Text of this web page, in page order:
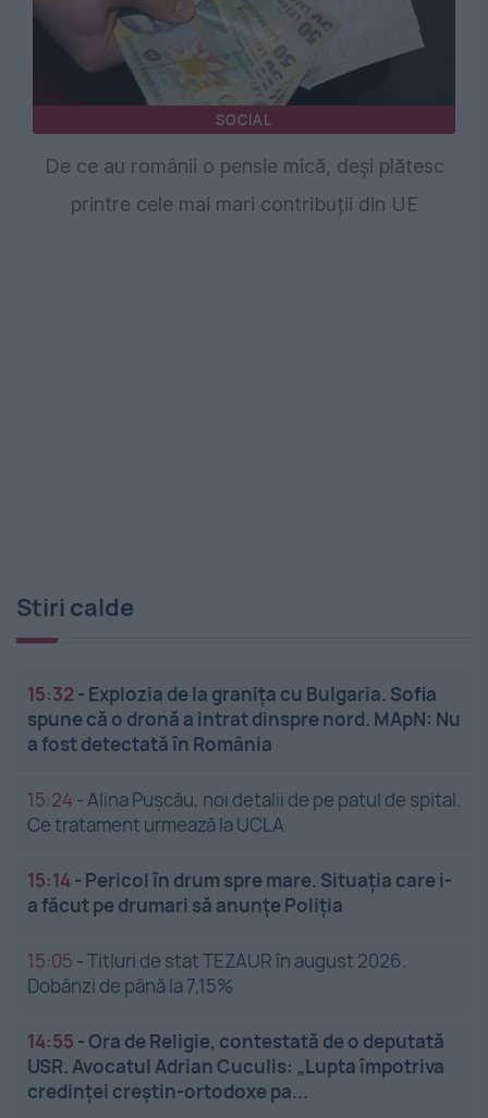
SOCIAL
De ce au românii o pensie mică, deși plătesc
printre cele mai mari contribuții din UE
Stiri calde
15:32 - Explozia de la granița cu Bulgaria. Sofia
spune că o dronă a intrat dinspre nord. MApN: Nu
a fost detectată în România
15:24 -Alina Pușcău, noi detalii de pe patul de spital.
Ce tratament urmează la UCLA
15:14- Pericol în drum spre mare. Situația care i-
a făcut pe drumari să anunțe Poliția
15:05 -Titluri de stat TEZAUR în august 2026.
Dobânzi de până la 7,15%
14:55 -Ora de Religie, contestată de o deputată
USR. Avocatul Adrian Cuculis: „Lupta împotriva
credinței creștin-ortodoxe pa...